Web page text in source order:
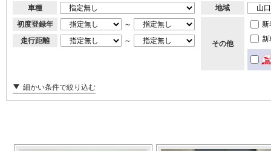
車種
初度登録年
～
走行距離
～
地域
その他
新
新
細かい条件で絞り込む